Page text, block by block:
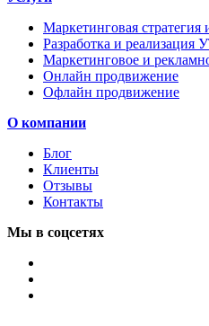
Маркетинговая стратегия
Разработка и реализация
Маркетинговое и
Онлайн продвижение
Офлайн продвижение
О компании
Блог
Клиенты
Отзывы
Контакты
Мы в соцсетях